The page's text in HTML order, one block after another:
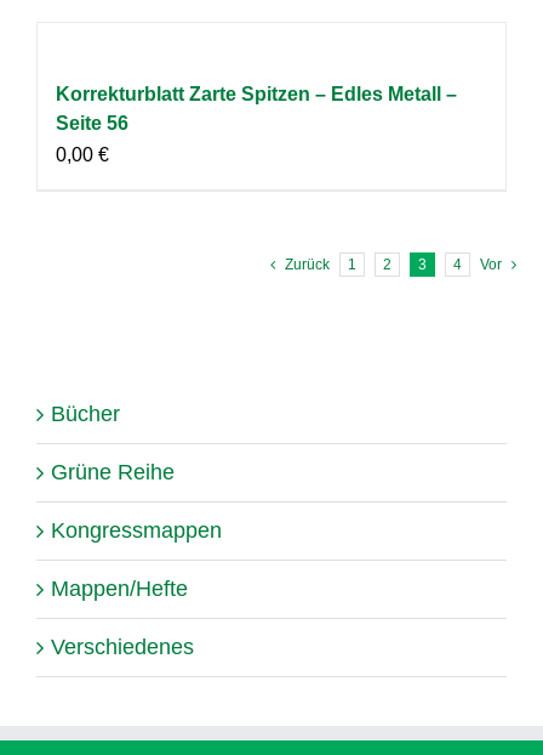
Korrekturblatt Zarte Spitzen – Edles Metall –
Seite 56
0,00 €
Zurück 1 2 3 4 Vor
Bücher
Grüne Reihe
Kongressmappen
Mappen/Hefte
Verschiedenes